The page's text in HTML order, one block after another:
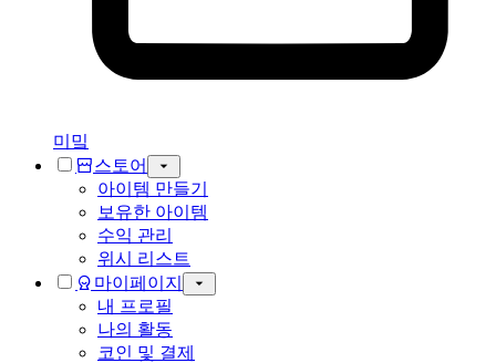
미밐
스토어
아이템 만들기
보유한 아이템
수익 관리
위시 리스트
마이페이지
내 프로필
나의 활동
코인 및 결제